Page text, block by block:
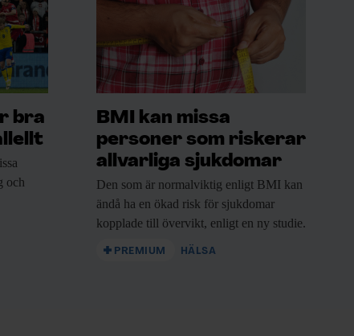
bra
och
BMI kan missa
personer som riskerar
allvarliga sjukdomar
Den som är normalviktig enligt BMI kan
ändå ha en ökad risk för sjukdomar
kopplade till övervikt, enligt en ny studie.
PREMIUM HÄLSA